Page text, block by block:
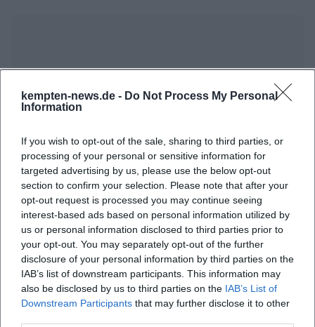
kempten-news.de - Do Not Process My Personal
Information
If you wish to opt-out of the sale, sharing to third parties, or
processing of your personal or sensitive information for
targeted advertising by us, please use the below opt-out
section to confirm your selection. Please note that after your
opt-out request is processed you may continue seeing
interest-based ads based on personal information utilized by
us or personal information disclosed to third parties prior to
your opt-out. You may separately opt-out of the further
disclosure of your personal information by third parties on the
IAB’s list of downstream participants. This information may
also be disclosed by us to third parties on the IAB’s List of
Downstream Participants that may further disclose it to other
Map unavailable
Open in Google Maps